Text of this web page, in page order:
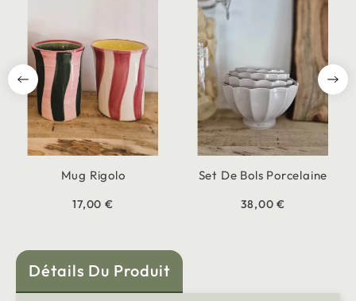
Mug Rigolo
17,00 €
Set De Bols Porcelaine
38,00 €
Détails Du Produit